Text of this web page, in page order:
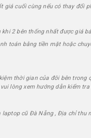
giá cuối cùng nếu có thay đổi
khi 2 bên thống nhất được giá
toán bằng tiền mặt hoặc
thời gian của đôi bên trong
lòng xem hướng dẫn kiểm tra